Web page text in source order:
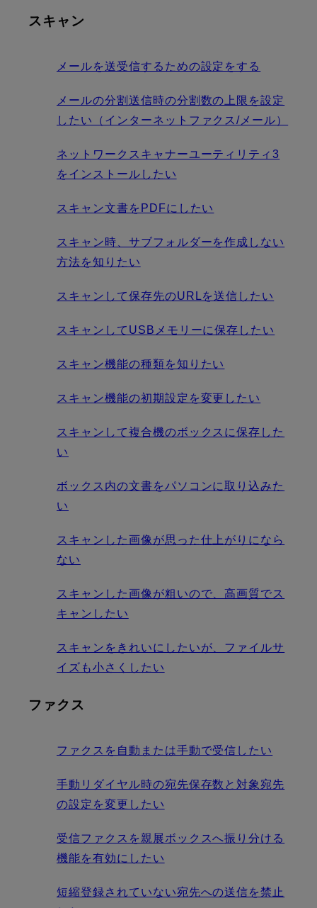
スキャン
メールを送受信するための設定をする
メールの分割送信時の分割数の上限を設定
したい（インターネットファクス/メール）
ネットワークスキャナーユーティリティ3
をインストールしたい
スキャン文書をPDFにしたい
スキャン時、サブフォルダーを作成しない
方法を知りたい
スキャンして保存先のURLを送信したい
スキャンしてUSBメモリーに保存したい
スキャン機能の種類を知りたい
スキャン機能の初期設定を変更したい
スキャンして複合機のボックスに保存した
い
ボックス内の文書をパソコンに取り込みた
い
スキャンした画像が思った仕上がりになら
ない
スキャンした画像が粗いので、高画質でス
キャンしたい
スキャンをきれいにしたいが、ファイルサ
イズも小さくしたい
ファクス
ファクスを自動または手動で受信したい
手動リダイヤル時の宛先保存数と対象宛先
の設定を変更したい
受信ファクスを親展ボックスへ振り分ける
機能を有効にしたい
短縮登録されていない宛先への送信を禁止